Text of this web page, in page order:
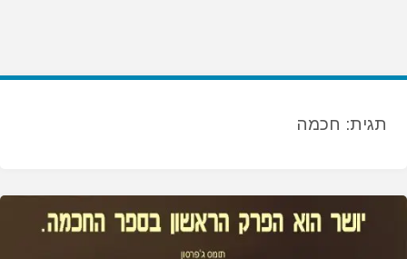
תגית: חכמה